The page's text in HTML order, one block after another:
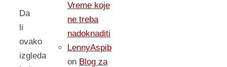
Da
li
ovako
izgleda
Vreme koje
ne treba
nadoknaditi
LennyAspib
on Blog za